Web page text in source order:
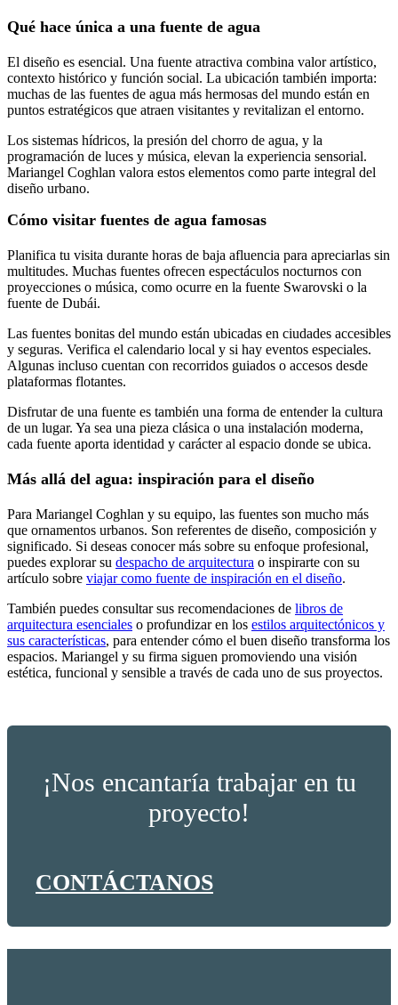
Qué hace única a una fuente de agua
El diseño es esencial. Una fuente atractiva combina valor artístico,
contexto histórico y función social. La ubicación también importa:
muchas de las fuentes de agua más hermosas del mundo están en
puntos estratégicos que atraen visitantes y revitalizan el entorno.
Los sistemas hídricos, la presión del chorro de agua, y la
programación de luces y música, elevan la experiencia sensorial.
Mariangel Coghlan valora estos elementos como parte integral del
diseño urbano.
Cómo visitar fuentes de agua famosas
Planifica tu visita durante horas de baja afluencia para apreciarlas sin
multitudes. Muchas fuentes ofrecen espectáculos nocturnos con
proyecciones o música, como ocurre en la fuente Swarovski o la
fuente de Dubái.
Las fuentes bonitas del mundo están ubicadas en ciudades accesibles
y seguras. Verifica el calendario local y si hay eventos especiales.
Algunas incluso cuentan con recorridos guiados o accesos desde
plataformas flotantes.
Disfrutar de una fuente es también una forma de entender la cultura
de un lugar. Ya sea una pieza clásica o una instalación moderna,
cada fuente aporta identidad y carácter al espacio donde se ubica.
Más allá del agua: inspiración para el diseño
Para Mariangel Coghlan y su equipo, las fuentes son mucho más
que ornamentos urbanos. Son referentes de diseño, composición y
significado. Si deseas conocer más sobre su enfoque profesional,
puedes explorar su despacho de arquitectura o inspirarte con su
artículo sobre viajar como fuente de inspiración en el diseño.
También puedes consultar sus recomendaciones de libros de
arquitectura esenciales o profundizar en los estilos arquitectónicos y
sus características, para entender cómo el buen diseño transforma los
espacios. Mariangel y su firma siguen promoviendo una visión
estética, funcional y sensible a través de cada uno de sus proyectos.
¡Nos encantaría trabajar en tu
proyecto!
CONTÁCTANOS